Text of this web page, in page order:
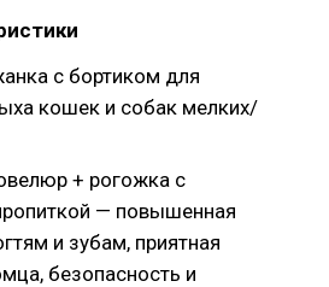
с бортиком для
кошек и собак мелких/
+ рогожка с
— повышенная
и зубам, приятная
безопасность и